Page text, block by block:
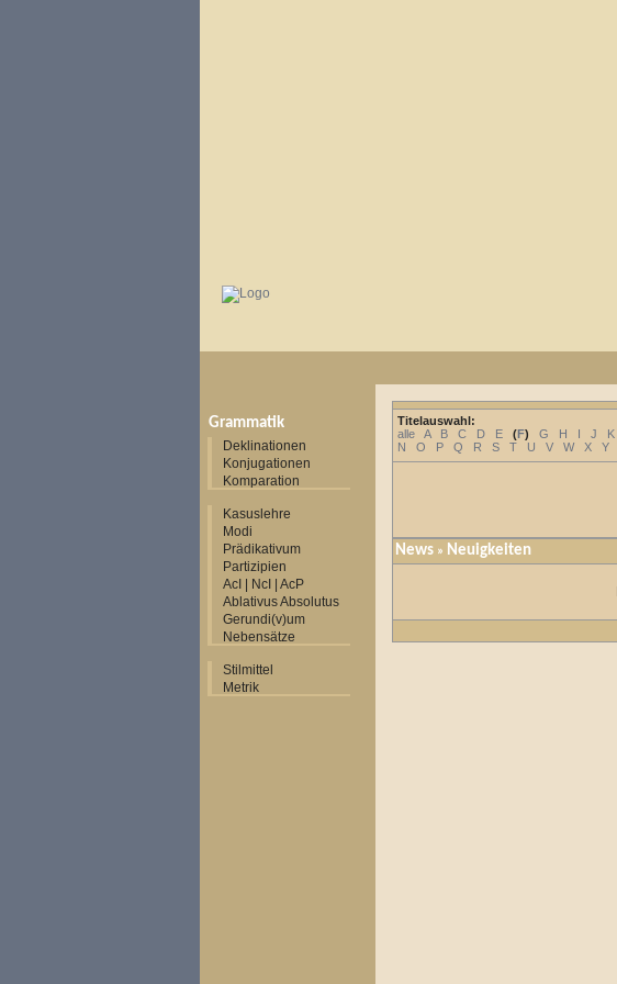
Grammatik
Deklinationen
Konjugationen
Komparation
Kasuslehre
Modi
Prädikativum
Partizipien
AcI | NcI | AcP
Ablativus Absolutus
Gerundi(v)um
Nebensätze
Stilmittel
Metrik
Titelauswahl:
alle
A B C D E (F) G H I J K
N
O P Q R S T U V W X Y
News » Neuigkeiten